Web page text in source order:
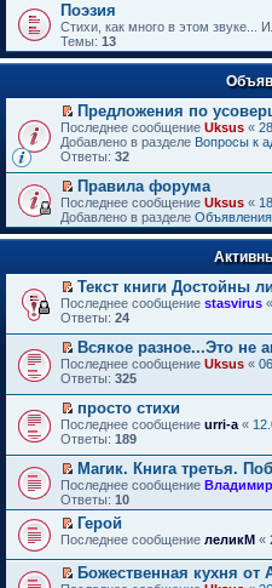
Поэзия
Стихи, как много в этом звуке...
Темы: 13
П
е
р
й
т
и
к
п
в
о
м
у
н
е
п
р
о
ч
и
т
а
н
н
о
м
у
с
о
о
Предложения по
Последнее сообщение Uksus «
Добавлено в разделе Вопросы к
Ответы: 32
П
е
р
е
т
и
к
п
р
в
о
м
у
н
е
п
р
о
ч
и
т
а
н
н
о
Правила форума
Последнее сообщение Uksus «
Добавлено в разделе
П
е
е
й
т
и
п
е
р
в
о
м
у
н
е
п
р
о
Текст книги Достойны
Последнее сообщение stasvirus «
Ответы: 24
П
е
е
й
т
и
к
п
е
р
в
о
м
у
н
Всякое разное...Это не
Последнее сообщение Uksus «
Ответы: 325
П
е
е
й
т
и
п
р
в
просто стихи
Последнее сообщение urri-a «
Ответы: 189
П
е
р
й
и
к
Магик. Книга третья.
Последнее сообщение
Ответы: 10
П
р
е
Герой
Последнее сообщение леликМ «
Божественная кухня от